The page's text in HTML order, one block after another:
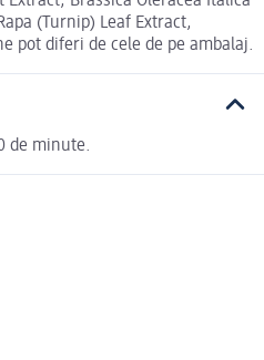
(Turnip) Leaf Extract,
pot diferi de cele de pe ambalaj.
de minute.